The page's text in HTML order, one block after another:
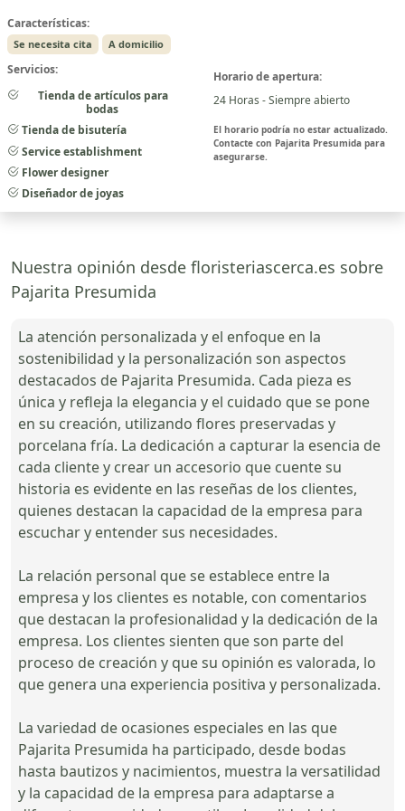
Características:
Se necesita cita A domicilio
Servicios:
Tienda de artículos para
bodas
Tienda de bisutería
Service establishment
Flower designer
Diseñador de joyas
Horario de apertura:
24 Horas - Siempre abierto
El horario podría no estar actualizado.
Contacte con Pajarita Presumida para
asegurarse.
Nuestra opinión desde floristeriascerca.es sobre
Pajarita Presumida
La atención personalizada y el enfoque en la
sostenibilidad y la personalización son aspectos
destacados de Pajarita Presumida. Cada pieza es
única y refleja la elegancia y el cuidado que se pone
en su creación, utilizando flores preservadas y
porcelana fría. La dedicación a capturar la esencia de
cada cliente y crear un accesorio que cuente su
historia es evidente en las reseñas de los clientes,
quienes destacan la capacidad de la empresa para
escuchar y entender sus necesidades.
La relación personal que se establece entre la
empresa y los clientes es notable, con comentarios
que destacan la profesionalidad y la dedicación de la
empresa. Los clientes sienten que son parte del
proceso de creación y que su opinión es valorada, lo
que genera una experiencia positiva y personalizada.
La variedad de ocasiones especiales en las que
Pajarita Presumida ha participado, desde bodas
hasta bautizos y nacimientos, muestra la versatilidad
y la capacidad de la empresa para adaptarse a